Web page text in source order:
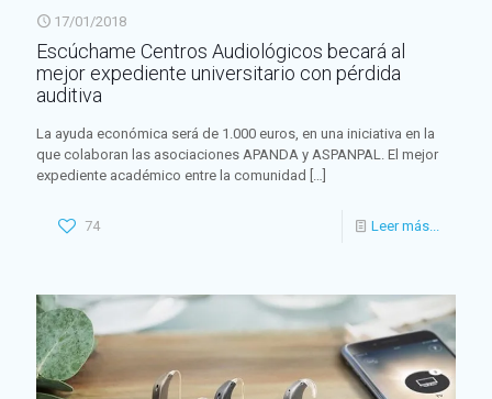
17/01/2018
Escúchame Centros Audiológicos becará al
mejor expediente universitario con pérdida
auditiva
La ayuda económica será de 1.000 euros, en una iniciativa en la
que colaboran las asociaciones APANDA y ASPANPAL. El mejor
expediente académico entre la comunidad […]
74 Leer más...